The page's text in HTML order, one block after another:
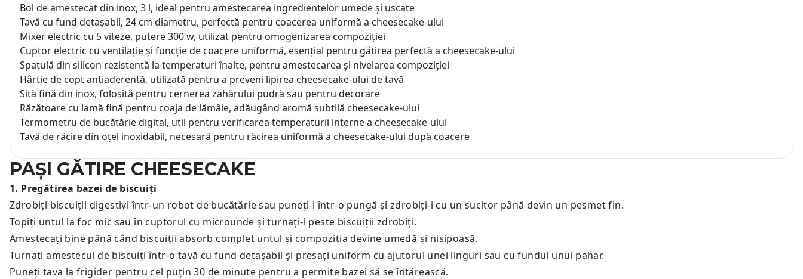
Bol de amestecat din inox, 3 l, ideal pentru amestecarea ingredientelor umede și uscate
Tavă cu fund detașabil, 24 cm diametru, perfectă pentru coacerea uniformă a cheesecake-ului
Mixer electric cu 5 viteze, putere 300 w, utilizat pentru omogenizarea compoziției
Cuptor electric cu ventilație și funcție de coacere uniformă, esențial pentru gătirea perfectă a cheesecake-ului
Spatulă din silicon rezistentă la temperaturi înalte, pentru amestecarea și nivelarea compoziției
Hârtie de copt antiaderentă, utilizată pentru a preveni lipirea cheesecake-ului de tavă
Sită fină din inox, folosită pentru cernerea zahărului pudră sau pentru decorare
Răzătoare cu lamă fină pentru coaja de lămâie, adăugând aromă subtilă cheesecake-ului
Termometru de bucătărie digital, util pentru verificarea temperaturii interne a cheesecake-ului
Tavă de răcire din oțel inoxidabil, necesară pentru răcirea uniformă a cheesecake-ului după coacere
PAȘI GĂTIRE CHEESECAKE
1. Pregătirea bazei de biscuiți
Zdrobiți biscuiții digestivi într-un robot de bucătărie sau puneți-i într-o pungă și zdrobiți-i cu un sucitor până devin un pesmet fin.
Topiți untul la foc mic sau în cuptorul cu microunde și turnați-l peste biscuiții zdrobiți.
Amestecați bine până când biscuiții absorb complet untul și compoziția devine umedă și nisipoasă.
Turnați amestecul de biscuiți într-o tavă cu fund detașabil și presați uniform cu ajutorul unei linguri sau cu fundul unui pahar.
Puneți tava la frigider pentru cel puțin 30 de minute pentru a permite bazei să se întărească.